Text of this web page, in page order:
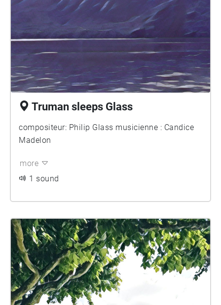
Truman sleeps Glass
compositeur: Philip Glass musicienne : Candice
Madelon
more
1 sound